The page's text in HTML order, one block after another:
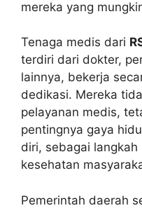
mereka yang
Tenaga medis dari
terdiri dari dokter,
lainnya, bekerja
dedikasi. Mereka
pelayanan medis,
pentingnya gaya
diri, sebagai
kesehatan
Pemerintah daerah